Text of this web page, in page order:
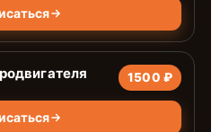
1500 ₽